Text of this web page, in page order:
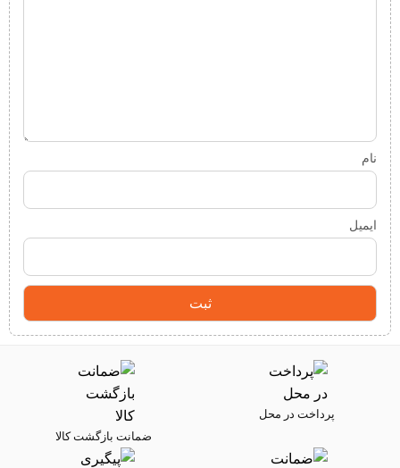
نام
ایمیل
پرداخت در محل
ضمانت بازگشت کالا